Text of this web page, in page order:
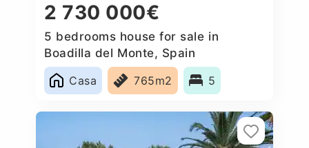
2 730 000€
5 bedrooms house for sale in
Boadilla del Monte, Spain
Casa
765m2 5